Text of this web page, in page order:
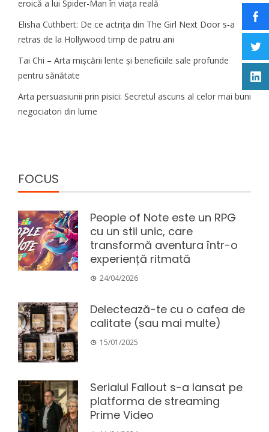
eroică a lui Spider-Man în viața reală
Elisha Cuthbert: De ce actrița din The Girl Next Door s‑a
retras de la Hollywood timp de patru ani
Tai Chi – Arta mișcării lente și beneficiile sale profunde
pentru sănătate
Arta persuasiunii prin pisici: Secretul ascuns al celor mai buni
negociatori din lume
FOCUS
People of Note este un RPG
cu un stil unic, care
transformă aventura într-o
experiență ritmată
24/04/2026
Delectează-te cu o cafea de
calitate (sau mai multe)
15/01/2025
Serialul Fallout s-a lansat pe
platforma de streaming
Prime Video